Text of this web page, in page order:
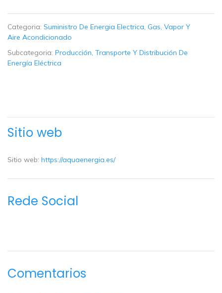
Categoria: Suministro De Energia Electrica, Gas, Vapor Y
Aire Acondicionado
Subcategoria: Producción, Transporte Y Distribución De
Energía Eléctrica
Sitio web
Sitio web: https://aquaenergia.es/
Rede Social
Comentarios